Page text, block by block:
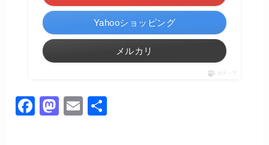
Yahooショッピング
メルカリ
ポチップ
F
M E